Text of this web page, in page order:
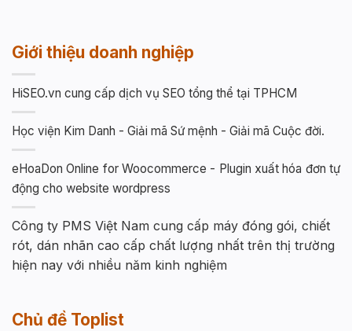
Giới thiệu doanh nghiệp
HiSEO.vn cung cấp dịch vụ SEO tổng thể tại TPHCM
Học viện Kim Danh - Giải mã Sứ mệnh - Giải mã Cuộc đời.
eHoaDon Online for Woocommerce - Plugin xuất hóa đơn tự
động cho website wordpress
Công ty PMS Việt Nam cung cấp máy đóng gói, chiết
rót, dán nhãn cao cấp chất lượng nhất trên thị trường
hiện nay với nhiều năm kinh nghiệm
Chủ đề Toplist